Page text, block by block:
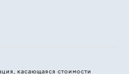
касающаяся стоимости